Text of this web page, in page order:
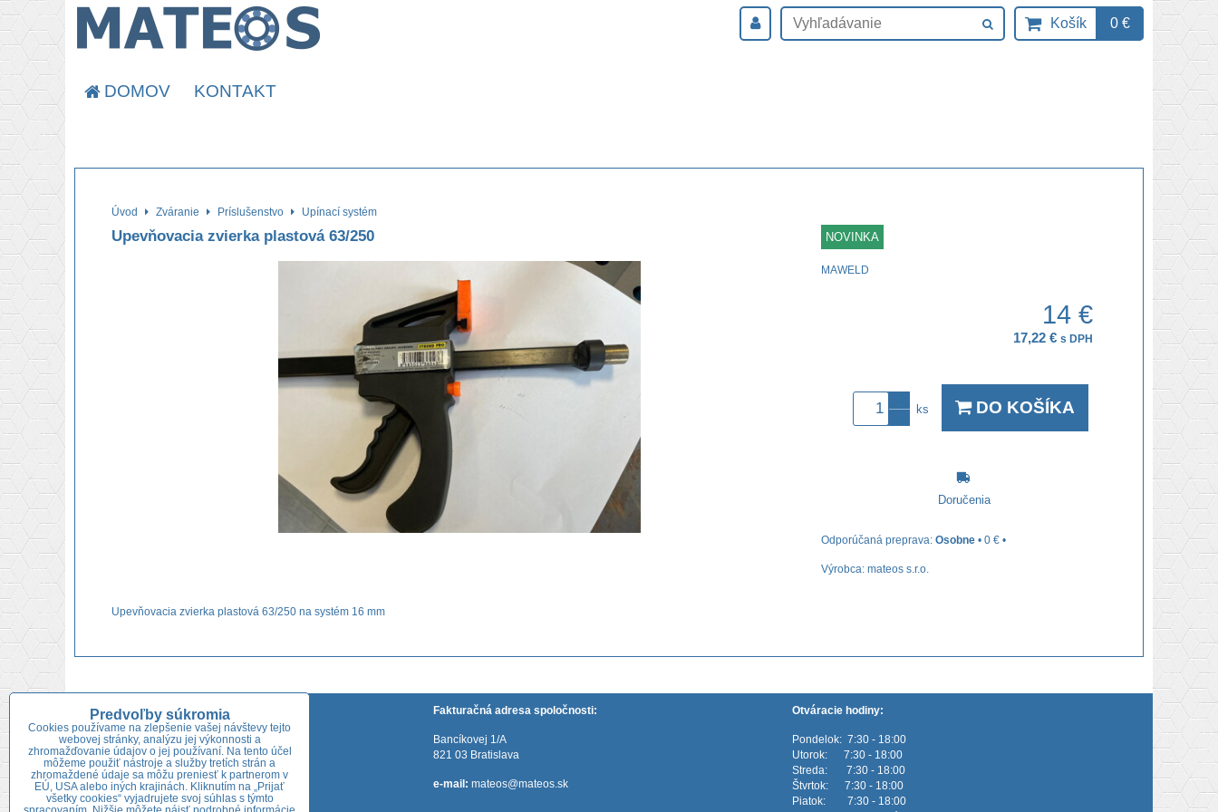
Košík 0 €
DOMOV KONTAKT
Úvod Zváranie Príslušenstvo Upínací systém
Upevňovacia zvierka plastová 63/250 NOVINKA
MAWELD
14 €
17,22 € s DPH
ks DO KOŠÍKA
Doručenia
Osobne • 0 € •
Výrobca: mateos s.r.o.
Upevňovacia zvierka plastová 63/250 na systém 16 mm
Adresa predajne:
Niklová 722/54
926 01 Sereď
Tel.:+421 918 689 753
Fakturačná adresa spoločnosti:
Bancíkovej 1/A
821 03 Bratislava
e-mail: mateos@mateos.sk
Otváracie hodiny:
Pondelok: 7:30 - 18:00
Utorok: 7:30 - 18:00
Streda: 7:30 - 18:00
Štvrtok: 7:30 - 18:00
Piatok: 7:30 - 18:00
Predvoľby súkromia
Cookies používame na zlepšenie vašej návštevy tejto
webovej stránky, analýzu jej výkonnosti a
zhromažďovanie údajov o jej používaní. Na tento účel
môžeme použiť nástroje a služby tretích strán a
zhromaždené údaje sa môžu preniesť k partnerom v
EÚ, USA alebo iných krajinách. Kliknutím na „Prijať
všetky cookies“ vyjadrujete svoj súhlas s týmto